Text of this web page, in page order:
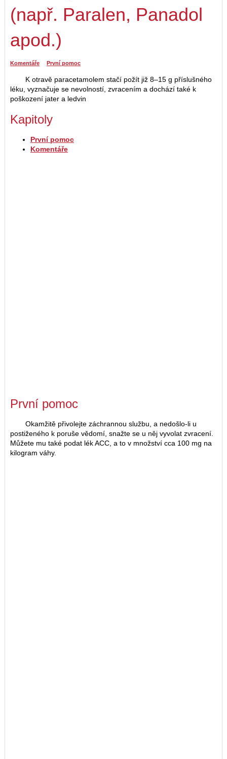
(např. Paralen, Panadol
apod.)
Komentáře První pomoc
K otravě paracetamolem stačí požít již 8–15 g příslušného
léku, vyznačuje se nevolností, zvracením a dochází také k
poškození jater a ledvin
Kapitoly
První pomoc
Komentáře
První pomoc
Okamžitě přivolejte záchrannou službu, a nedošlo-li u
postiženého k poruše vědomí, snažte se u něj vyvolat zvracení.
Můžete mu také podat lék ACC, a to v množství cca 100 mg na
kilogram váhy.